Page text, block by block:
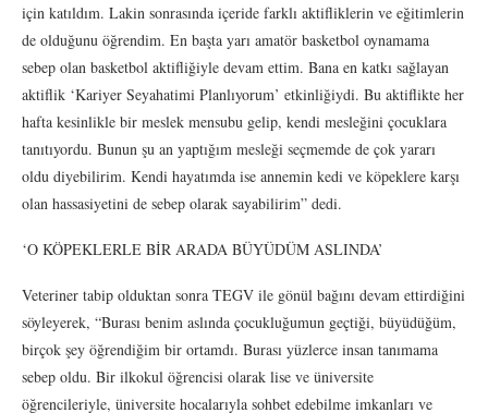
için katıldım. Lakin sonrasında içeride farklı aktifliklerin ve eğitimlerin
de olduğunu öğrendim. En başta yarı amatör basketbol oynamama
sebep olan basketbol aktifliğiyle devam ettim. Bana en katkı sağlayan
aktiflik ‘Kariyer Seyahatimi Planlıyorum’ etkinliğiydi. Bu aktiflikte her
hafta kesinlikle bir meslek mensubu gelip, kendi mesleğini çocuklara
tanıtıyordu. Bunun şu an yaptığım mesleği seçmemde de çok yararı
oldu diyebilirim. Kendi hayatımda ise annemin kedi ve köpeklere karşı
olan hassasiyetini de sebep olarak sayabilirim” dedi.
‘O KÖPEKLERLE BİR ARADA BÜYÜDÜM ASLINDA’
Veteriner tabip olduktan sonra TEGV ile gönül bağını devam ettirdiğini
söyleyerek, “Burası benim aslında çocukluğumun geçtiği, büyüdüğüm,
birçok şey öğrendiğim bir ortamdı. Burası yüzlerce insan tanımama
sebep oldu. Bir ilkokul öğrencisi olarak lise ve üniversite
öğrencileriyle, üniversite hocalarıyla sohbet edebilme imkanları ve